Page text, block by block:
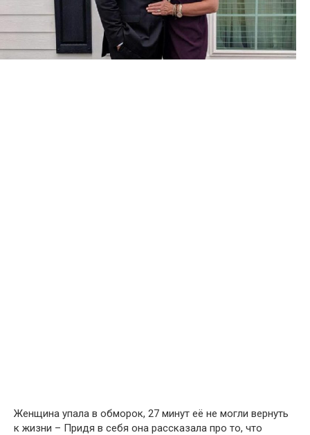
Женщина упала в обморок, 27 минут её не могли вернуть
к жизни – Придя в себя она рассказала про то, что